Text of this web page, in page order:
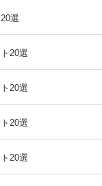
選
20選
20選
20選
20選